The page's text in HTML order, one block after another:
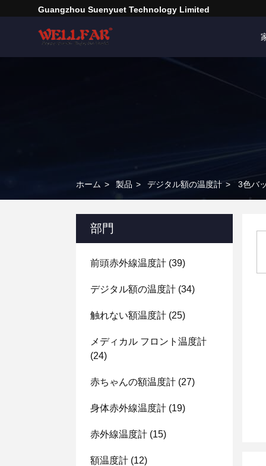
Guangzhou Suenyuet Technology Limited
ホーム > 製品 > デジタル額の温度計 > 3色バ
部門
前頭赤外線温度計 (39)
デジタル額の温度計 (34)
触れない額温度計 (25)
メディカル フロント温度計
(24)
赤ちゃんの額温度計 (27)
身体赤外線温度計 (19)
赤外線温度計 (15)
額温度計 (12)